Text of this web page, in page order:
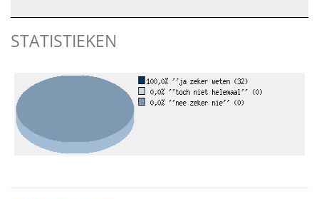
STATISTIEKEN